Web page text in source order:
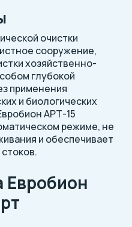
очистки
сооружение,
хозяйственно-
глубокой
применения
и биологических
АРТ-15
режиме, не
и обеспечивает